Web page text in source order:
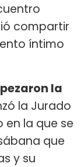
compartir
íntimo
la
la Jurado
en la que se
que
y su